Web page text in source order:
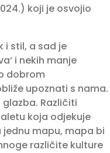
koji je osvojio
i stil, a sad je
i nekih manje
dobrom
upoznati s nama.
Različiti
koja odjekuje
mapu, mapa bi
različite kulture